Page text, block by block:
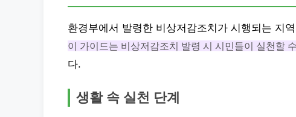
환경부에서 발령한 비상저감조치가 시행되는 지
이 가이드는 비상저감조치 발령 시 시민들이 실천할
다.
생활 속 실천 단계